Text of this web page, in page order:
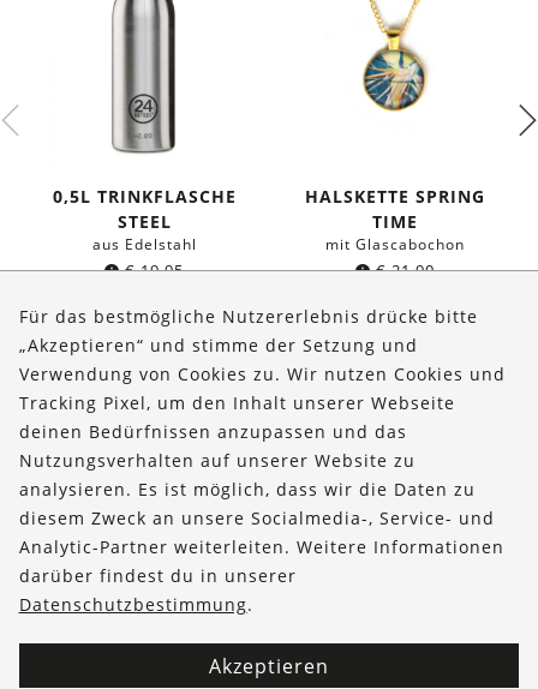
0,5L TRINKFLASCHE
STEEL
aus Edelstahl
€19,95
HALSKETTE SPRING
TIME
mit Glascabochon
€21,90
Über uns
Bestellungen
Kontakt & Hilfe
FOLLOW US
Für das bestmögliche Nutzererlebnis drücke bitte
„Akzeptieren“ und stimme der Setzung und
Verwendung von Cookies zu. Wir nutzen Cookies und
Tracking Pixel, um den Inhalt unserer Webseite
deinen Bedürfnissen anzupassen und das
Nutzungsverhalten auf unserer Website zu
analysieren. Es ist möglich, dass wir die Daten zu
diesem Zweck an unsere Socialmedia-, Service- und
Analytic-Partner weiterleiten. Weitere Informationen
darüber findest du in unserer
Datenschutzbestimmung.
Akzeptieren